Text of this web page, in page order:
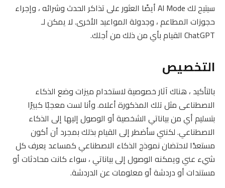
سيتيح لك AI Mode أيضًا العثور على تذاكر الحدث وشرائه ، وإجراء
حجوزات المطاعم ، وجدولة المواعيد الأخرى. لا يمكن لـ
ChatGPT القيام بأي من ذلك من أجلك.
التخصيص
بالتأكيد ، هناك آثار خصوصية لاستخدام ميزات وضع الذكاء
الاصطناعى مثل تلك المذكورة أعلاه. وأنا لست معجبًا كبيرًا
بتسليم أي من بياناتي الشخصية أو الوصول إليها إلى الذكاء
الاصطناعي. لكنني سأضطر إلى القيام بذلك بمجرد أن أكون
مستعدًا لاحتضان نموذج الذكاء الاصطناعي كمساعد يعرف كل
شيء عني ويمكنه الوصول إلى بياناتي ، سواء كانت محادثات أو
مستندات أو دردشة أو معلومات عن الدردشة.